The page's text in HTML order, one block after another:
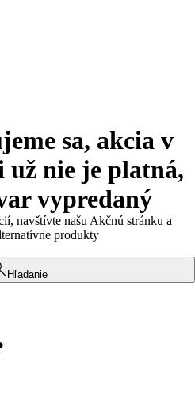
sa, akcia v
nie je platná,
vypredaný
navštívte našu Akčnú stránku a
produkty
Hľadanie